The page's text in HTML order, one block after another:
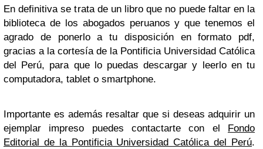
En definitiva se trata de un libro que no puede faltar en la
biblioteca de los abogados peruanos y que tenemos el
agrado de ponerlo a tu disposición en formato pdf,
gracias a la cortesía de la Pontificia Universidad Católica
del Perú, para que lo puedas descargar y leerlo en tu
computadora, tablet o smartphone.
Importante es además resaltar que si deseas adquirir un
ejemplar impreso puedes contactarte con el Fondo
Editorial de la Pontificia Universidad Católica del Perú.